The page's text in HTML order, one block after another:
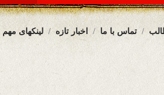
لینکهای مهم اخبار تازه تماس با ما